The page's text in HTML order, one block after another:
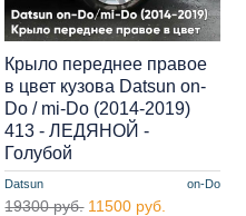
Datsun on-Do
Крыло переднее правое
в цвет кузова Datsun on-
Do / mi-Do (2014-2019)
413 - ЛЕДЯНОЙ -
Голубой
19300 руб. 11500 руб.